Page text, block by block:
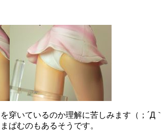
穿いているのか理解に苦しみます（；´Д｀
ぱむのもあるそうです。